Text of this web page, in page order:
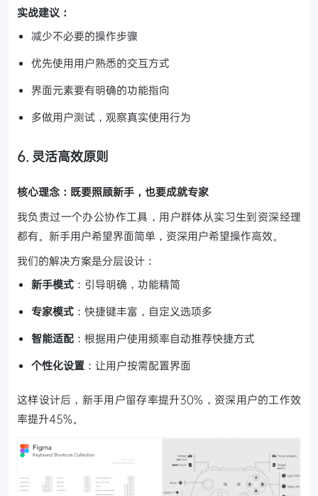
实战建议：
减少不必要的操作步骤
优先使用用户熟悉的交互方式
界面元素要有明确的功能指向
多做用户测试，观察真实使用行为
6. 灵活高效原则
核心理念：既要照顾新手，也要成就专家
我负责过一个办公协作工具，用户群体从实习生到资深经理
都有。新手用户希望界面简单，资深用户希望操作高效。
我们的解决方案是分层设计：
新手模式 ：引导明确，功能精简
专家模式 ：快捷键丰富，自定义选项多
智能适配 ：根据用户使用频率自动推荐快捷方式
个性化设置 ：让用户按需配置界面
这样设计后，新手用户留存率提升30%，资深用户的工作效
率提升45%。